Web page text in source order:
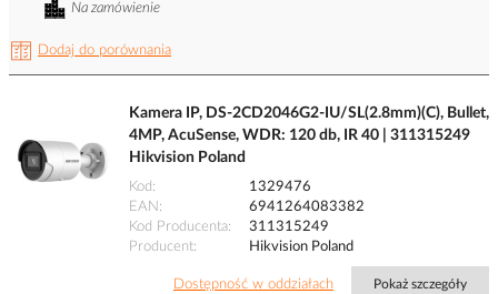
Dodaj do porównania
Na zamówienie
Kamera IP, DS-2CD2046G2-IU/SL(2.8mm)(C), Bullet,
4MP, AcuSense, WDR: 120 db, IR 40 | 311315249
Hikvision Poland
Kod
1329476
EAN
6941264083382
Kod Producenta
311315249
Producent
Hikvision Poland
Dostępność w oddziałach Pokaż szczegóły